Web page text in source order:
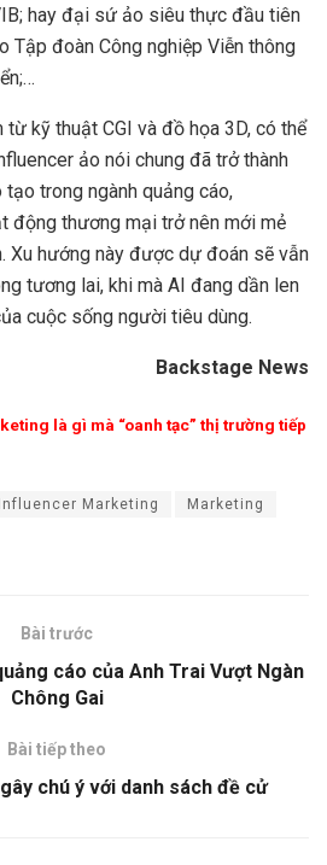
hay đại sứ ảo siêu thực đầu tiên
Tập đoàn Công nghiệp Viễn thông
kỹ thuật CGI và đồ họa 3D, có thể
ảo nói chung đã trở thành
trong ngành quảng cáo,
động thương mại trở nên mới mẻ
Xu hướng này được dự đoán sẽ vẫn
tương lai, khi mà AI đang dần len
cuộc sống người tiêu dùng.
Backstage News
là gì mà “oanh tạc” thị trường tiếp
Influencer Marketing Marketing
Bài trước
cáo của Anh Trai Vượt Ngàn
Chông Gai
Bài tiếp theo
chú ý với danh sách đề cử